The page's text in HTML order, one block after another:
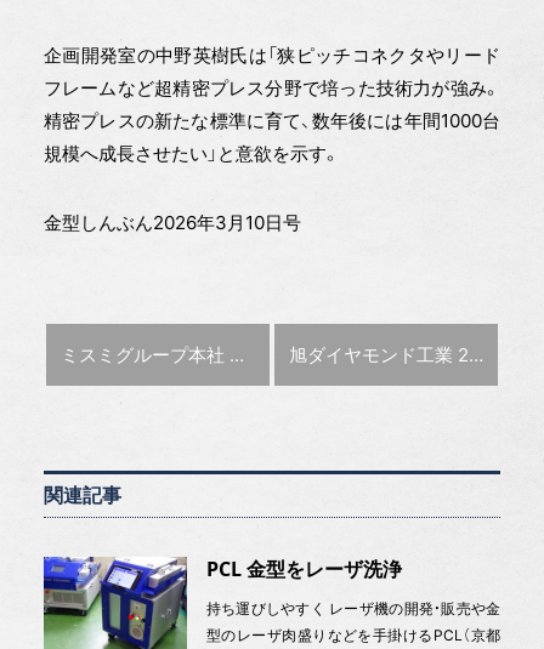
企画開発室の中野英樹氏は「狭ピッチコネクタやリード
フレームなど超精密プレス分野で培った技術力が強み。
精密プレスの新たな標準に育て、数年後には年間1000台
規模へ成長させたい」と意欲を示す。
金型しんぶん2026年3月10日号
前の記事 :
ミスミグループ本社 新社長に清水取締役 次の記事 :
旭ダイヤモンド工業 25枚刃エンドミル投入
関連記事
PCL 金型をレーザ洗浄
持ち運びしやすく レーザ機の開発・販売や金
型のレーザ肉盛りなどを手掛けるPCL（京都